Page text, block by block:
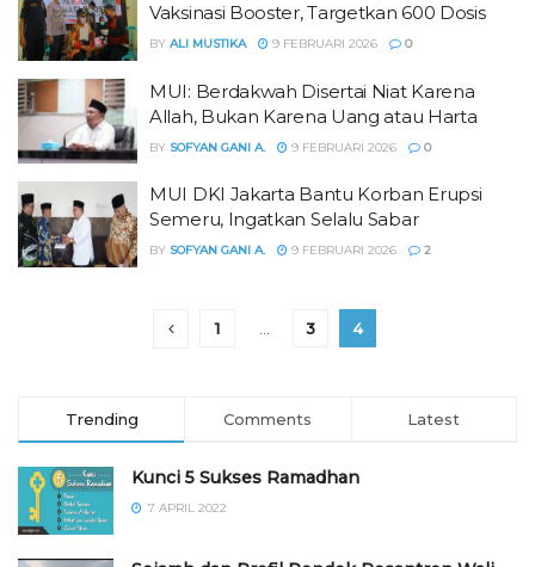
Vaksinasi Booster, Targetkan 600 Dosis
BY ALI MUSTIKA 9 FEBRUARI 2026 0
MUI: Berdakwah Disertai Niat Karena
Allah, Bukan Karena Uang atau Harta
BY SOFYAN GANI A. 9 FEBRUARI 2026 0
MUI DKI Jakarta Bantu Korban Erupsi
Semeru, Ingatkan Selalu Sabar
BY SOFYAN GANI A. 9 FEBRUARI 2026 2
1 3 4
Trending Comments Latest
Kunci 5 Sukses Ramadhan
7 APRIL 2022